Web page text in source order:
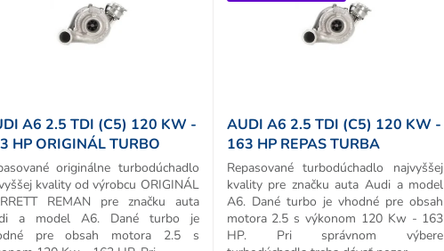
A6 2.5 TDI (C5) 120 KW -
HP ORIGINÁL TURBO
originálne turbodúchadlo
kvality od výrobcu ORIGINÁL
REMAN pre značku auta
a model A6. Dané turbo je
pre obsah motora 2.5 s
AUDI A6 2.5 TDI (C5) 120 KW -
163 HP REPAS TURBA
Repasované turbodúchadlo najvyššej
kvality pre značku auta Audi a model
A6. Dané turbo je vhodné pre obsah
motora 2.5 s výkonom 120 Kw - 163
HP. Pri správnom výbere